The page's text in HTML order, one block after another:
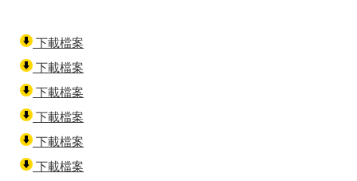
下載檔案
下載檔案
下載檔案
下載檔案
下載檔案
下載檔案